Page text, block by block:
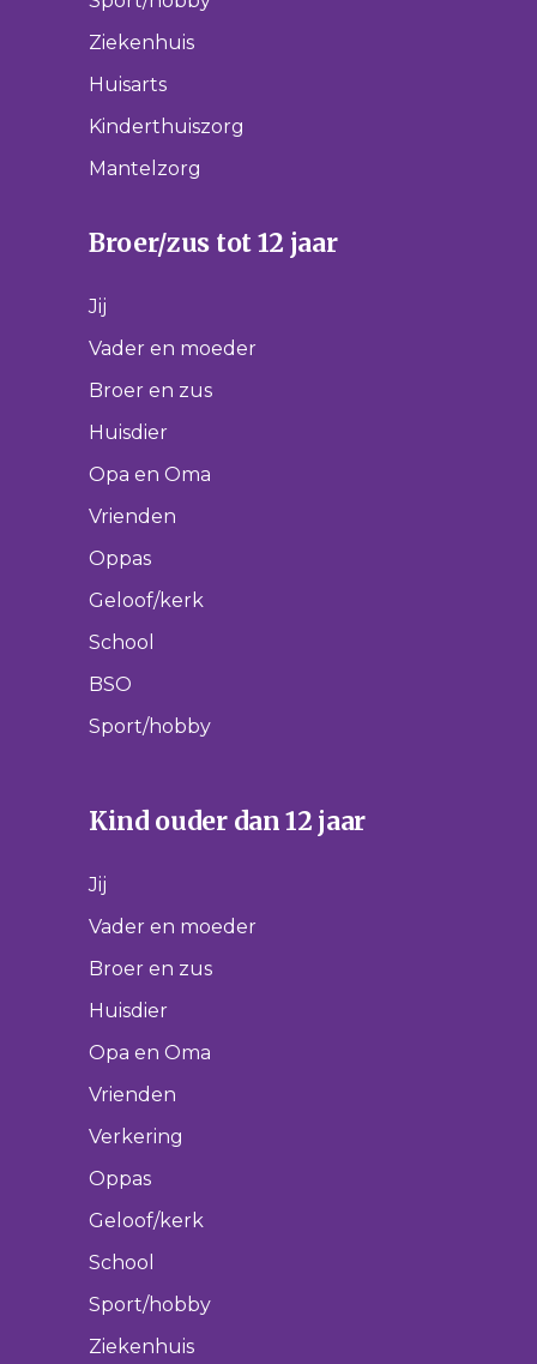
Ziekenhuis
Huisarts
Kinderthuiszorg
Mantelzorg
Broer/zus tot 12 jaar
Jij
Vader en moeder
Broer en zus
Huisdier
Opa en Oma
Vrienden
Oppas
Geloof/kerk
School
BSO
Sport/hobby
Kind ouder dan 12 jaar
Jij
Vader en moeder
Broer en zus
Huisdier
Opa en Oma
Vrienden
Verkering
Oppas
Geloof/kerk
School
Sport/hobby
Ziekenhuis